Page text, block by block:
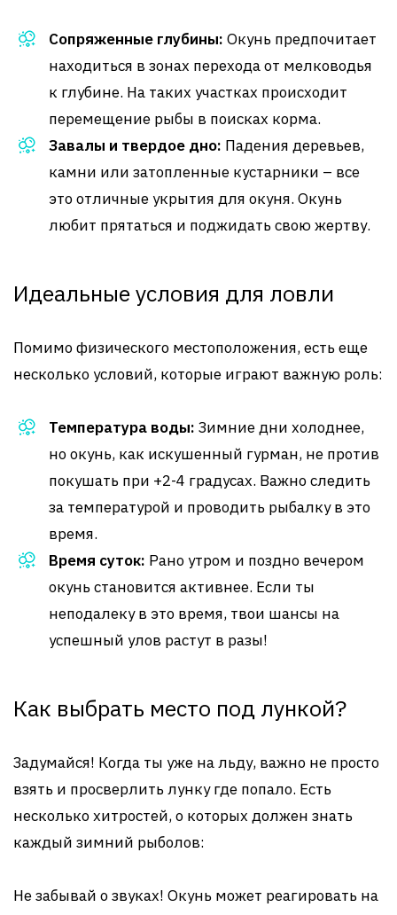
Сопряженные глубины: Окунь предпочитает
находиться в зонах перехода от мелководья
к глубине. На таких участках происходит
перемещение рыбы в поисках корма.
Завалы и твердое дно: Падения деревьев,
камни или затопленные кустарники – все
это отличные укрытия для окуня. Окунь
любит прятаться и поджидать свою жертву.
Идеальные условия для ловли
Помимо физического местоположения, есть еще
несколько условий, которые играют важную роль:
Температура воды: Зимние дни холоднее,
но окунь, как искушенный гурман, не против
покушать при +2-4 градусах. Важно следить
за температурой и проводить рыбалку в это
время.
Время суток: Рано утром и поздно вечером
окунь становится активнее. Если ты
неподалеку в это время, твои шансы на
успешный улов растут в разы!
Как выбрать место под лункой?
Задумайся! Когда ты уже на льду, важно не просто
взять и просверлить лунку где попало. Есть
несколько хитростей, о которых должен знать
каждый зимний рыболов:
Не забывай о звуках! Окунь может реагировать на